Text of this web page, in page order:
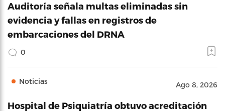
Auditoría señala multas eliminadas sin
evidencia y fallas en registros de
embarcaciones del DRNA
0
Noticias Ago 8, 2026
Hospital de Psiquiatría obtuvo acreditación